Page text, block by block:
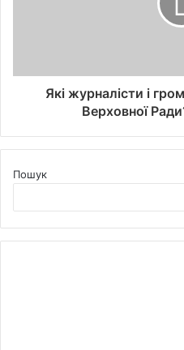
Які журналісти і
Верховної
Пошук